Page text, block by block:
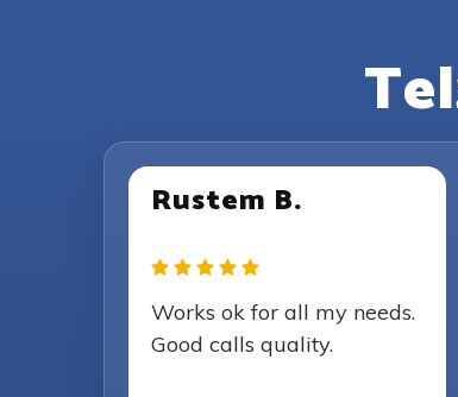
Rustem B.
Works ok for all my needs.
Good calls quality.